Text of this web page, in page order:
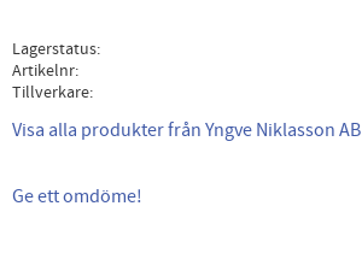
Lagerstatus
Artikelnr
Tillverkare
Visa alla produkter från Yngve Niklasson AB
Ge ett omdöme!